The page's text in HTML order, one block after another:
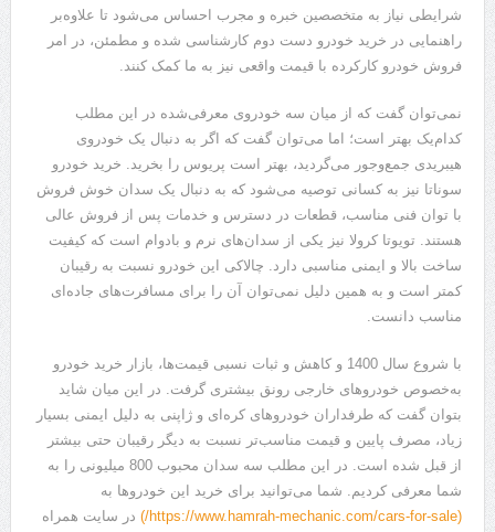
شرایطی نیاز به متخصصین خبره و مجرب احساس می‌شود تا علاوه‌بر
راهنمایی در خرید خودرو دست دوم کارشناسی شده و مطمئن، در امر
فروش خودرو کارکرده با قیمت واقعی نیز به ما کمک کنند.
نمی‌توان گفت که از میان سه خودروی معرفی‌شده در این مطلب
کدام‌یک بهتر است؛ اما می‌توان گفت که اگر به دنبال یک خودروی
هیبریدی جمع‌وجور می‌گردید، بهتر است پریوس را بخرید. خرید خودرو
سوناتا نیز به کسانی توصیه می‌شود که به دنبال یک سدان خوش فروش
با توان فنی مناسب، قطعات در دسترس و خدمات پس از فروش عالی
هستند. تویوتا کرولا نیز یکی از سدان‌های نرم و بادوام است که کیفیت
ساخت بالا و ایمنی مناسبی دارد. چالاکی این خودرو نسبت به رقیبان
کمتر است و به همین دلیل نمی‌توان آن را برای مسافرت‌های جاده‌ای
مناسب دانست.
با شروع سال 1400 و کاهش و ثبات نسبی قیمت‌ها، بازار خرید خودرو
به‌خصوص خودروهای خارجی رونق بیشتری گرفت. در این میان شاید
بتوان گفت که طرفداران خودروهای کره‌ای و ژاپنی به دلیل ایمنی بسیار
زیاد، مصرف پایین و قیمت مناسب‌تر نسبت به دیگر رقیبان حتی بیشتر
از قبل شده است. در این مطلب سه سدان محبوب 800 میلیونی را به
شما معرفی کردیم. شما می‌توانید برای خرید این خودروها به
(https://www.hamrah-mechanic.com/cars-for-sale/)
در سایت همراه